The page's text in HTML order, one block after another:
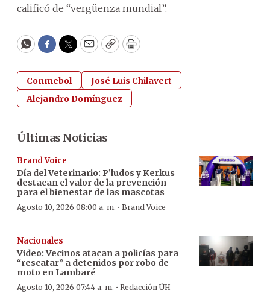
calificó de “vergüenza mundial”.
WhatsApp
Facebook
Twitter
EmailCopyPrint
Conmebol
José Luis Chilavert
Alejandro Domínguez
Últimas Noticias
Brand Voice
Día del Veterinario: P’ludos y Kerkus
destacan el valor de la prevención
para el bienestar de las mascotas
Agosto 10, 2026 08:00 a. m. · Brand Voice
Nacionales
Video: Vecinos atacan a policías para
“rescatar” a detenidos por robo de
moto en Lambaré
Agosto 10, 2026 07:44 a. m. · Redacción ÚH